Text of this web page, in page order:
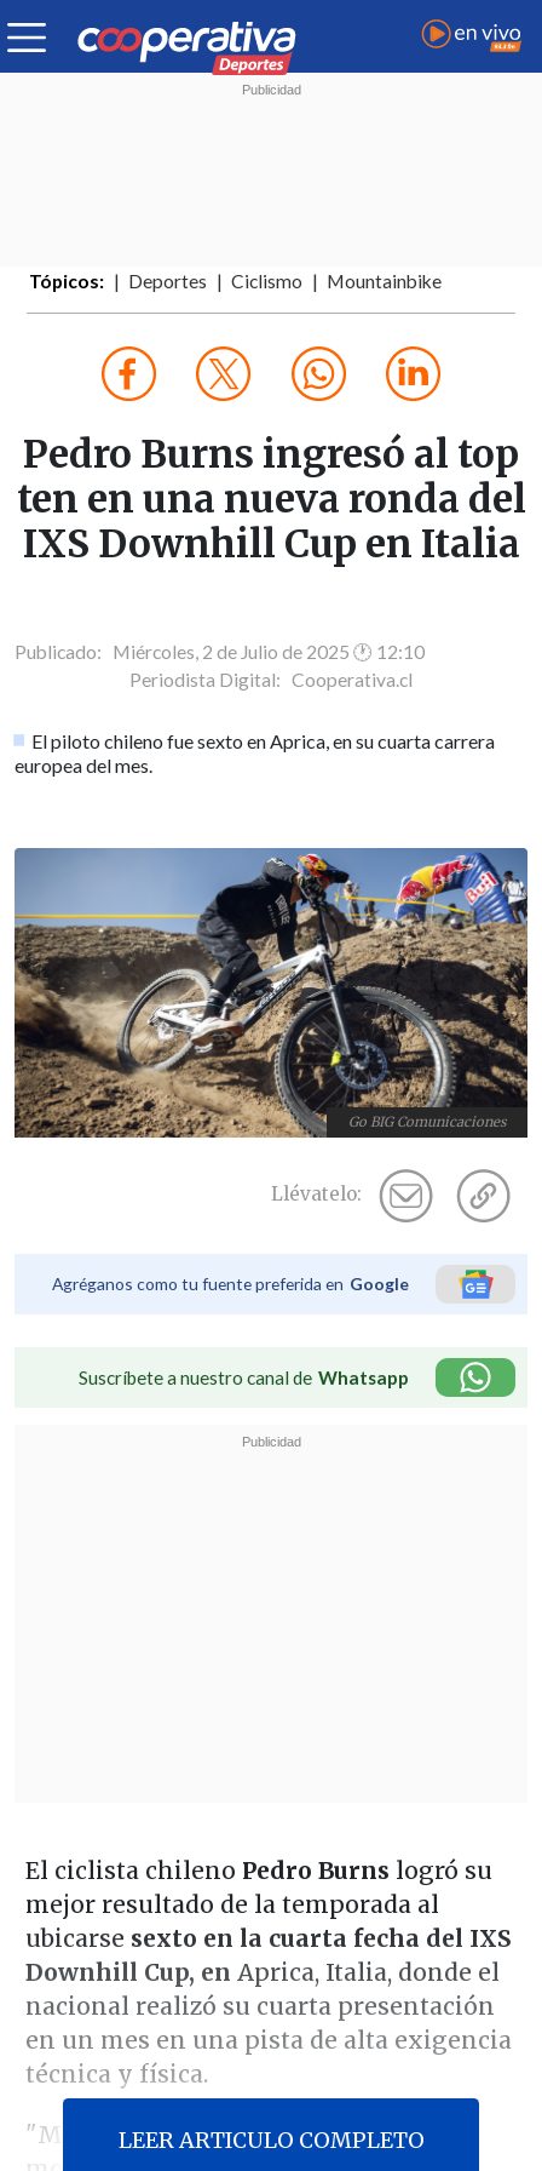
Tópicos: Deportes Ciclismo Mountainbike
Pedro Burns ingresó al top
ten en una nueva ronda del
IXS Downhill Cup en Italia
Publicado: Miércoles, 2 de Julio de 2025 🕐 12:10
Periodista Digital: Cooperativa.cl
El piloto chileno fue sexto en Aprica, en su cuarta carrera
europea del mes.
Go BIG Comunicaciones
Llévatelo:
Agréganos como tu fuente preferida en Google
Suscríbete a nuestro canal de Whatsapp
El ciclista chileno Pedro Burns logró su
mejor resultado de la temporada al
ubicarse sexto en la cuarta fecha del IXS
Downhill Cup, en Aprica, Italia, donde el
nacional realizó su cuarta presentación
en un mes en una pista de alta exigencia
técnica y física.
"Me sentí muy cómodo. Llegué súper
LEER ARTICULO COMPLETO